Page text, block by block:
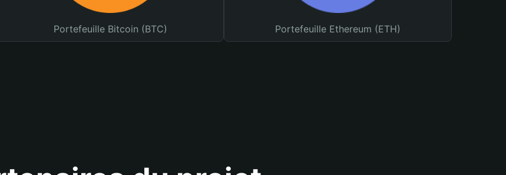
Portefeuille Bitcoin (BTC) Portefeuille Ethereum (ETH)